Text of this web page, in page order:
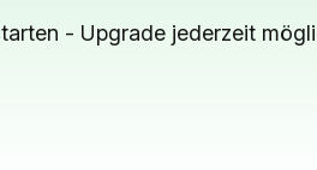
- Upgrade jederzeit